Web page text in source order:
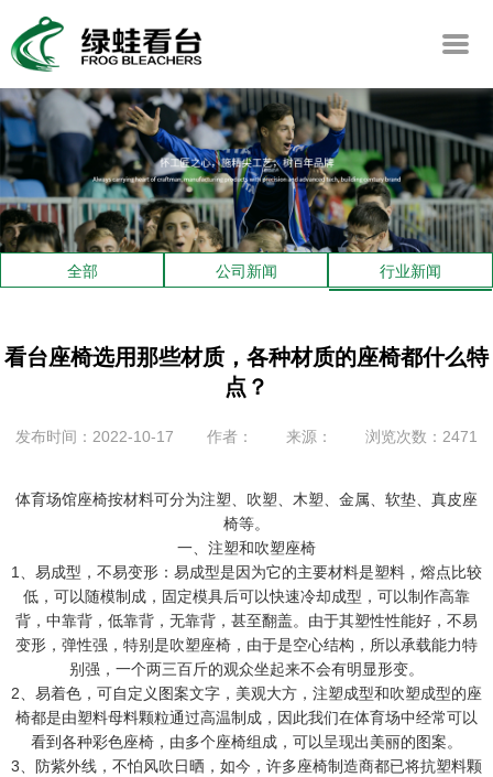
全部 公司新闻 行业新闻
看台座椅选用那些材质，各种材质的座椅都什么特
点？
发布时间：2022-10-17 作者： 来源： 浏览次数：2471
体育场馆座椅按材料可分为注塑、吹塑、木塑、金属、软垫、真皮座
椅等。
一、注塑和吹塑座椅
1、易成型，不易变形：易成型是因为它的主要材料是塑料，熔点比较
低，可以随模制成，固定模具后可以快速冷却成型，可以制作高靠
背，中靠背，低靠背，无靠背，甚至翻盖。由于其塑性性能好，不易
变形，弹性强，特别是吹塑座椅，由于是空心结构，所以承载能力特
别强，一个两三百斤的观众坐起来不会有明显形变。
2、易着色，可自定义图案文字，美观大方，注塑成型和吹塑成型的座
椅都是由塑料母料颗粒通过高温制成，因此我们在体育场中经常可以
看到各种彩色座椅，由多个座椅组成，可以呈现出美丽的图案。
3、防紫外线，不怕风吹日晒，如今，许多座椅制造商都已将抗塑料颗